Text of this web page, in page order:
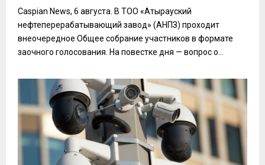
Caspian News, 6 августа. В ТОО «Атырауский
нефтеперерабатывающий завод» (АНПЗ) проходит
внеочередное Общее собрание участников в формате
заочного голосования. На повестке дня — вопрос о...